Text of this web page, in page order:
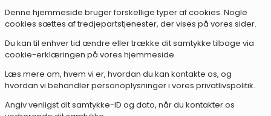
Denne hjemmeside bruger forskellige typer af cookies. Nogle
cookies sættes af tredjepartstjenester, der vises på vores sider.
Du kan til enhver tid ændre eller trække dit samtykke tilbage via
cookie-erklæringen på vores hjemmeside.
Læs mere om, hvem vi er, hvordan du kan kontakte os, og
hvordan vi behandler personoplysninger i vores privatlivspolitik.
Angiv venligst dit samtykke-ID og dato, når du kontakter os